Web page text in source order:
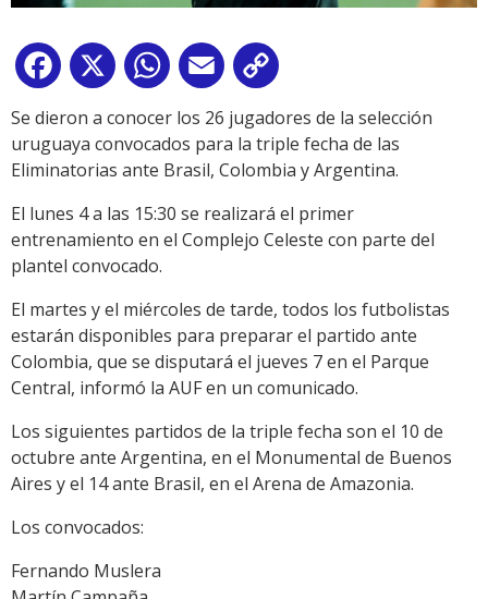
Facebook
X WhatsApp
Email
Link
Se dieron a conocer los 26 jugadores de la selección
uruguaya convocados para la triple fecha de las
Eliminatorias ante Brasil, Colombia y Argentina.
El lunes 4 a las 15:30 se realizará el primer
entrenamiento en el Complejo Celeste con parte del
plantel convocado.
El martes y el miércoles de tarde, todos los futbolistas
estarán disponibles para preparar el partido ante
Colombia, que se disputará el jueves 7 en el Parque
Central, informó la AUF en un comunicado.
Los siguientes partidos de la triple fecha son el 10 de
octubre ante Argentina, en el Monumental de Buenos
Aires y el 14 ante Brasil, en el Arena de Amazonia.
Los convocados:
Fernando Muslera